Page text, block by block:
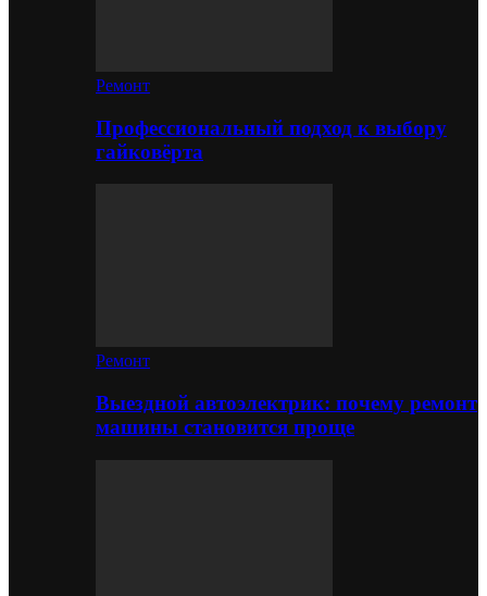
Ремонт
Профессиональный подход к выбору
гайковёрта
Ремонт
Выездной автоэлектрик: почему ремонт
машины становится проще